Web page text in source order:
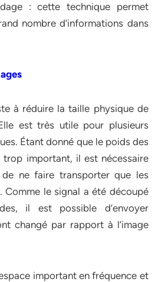
: cette technique permet
nombre d’informations dans
à réduire la taille physique de
est très utile pour plusieurs
Étant donné que le poids des
trop important, il est nécessaire
ne faire transporter que les
Comme le signal a été découpé
il est possible d’envoyer
changé par rapport à l’image
important en fréquence et